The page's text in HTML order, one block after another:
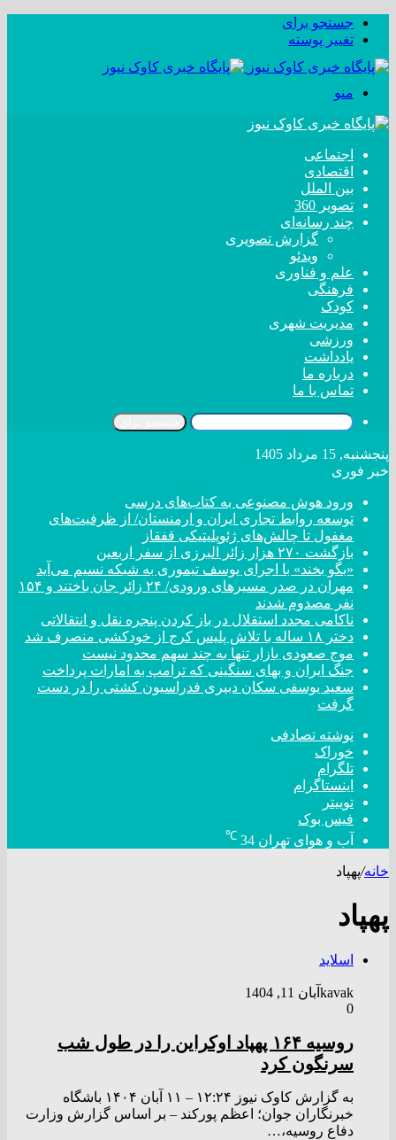
جستجو برای
تغییر پوسته
منو
اجتماعی
اقتصادی
بین الملل
تصویر 360
چند رسانه‌ای
گزارش تصویری
ویدئو
علم و فناوری
فرهنگی
کودک
مدیریت شهری
ورزشی
یادداشت
درباره ما
تماس با ما
پنجشنبه, 15 مرداد 1405
خبر فوری
ورود هوش مصنوعی به کتاب‌های درسی
توسعه روابط تجاری ایران و ارمنستان/ از ظرفیت‌های
مغفول تا چالش‌های ژئوپلیتیکی قفقاز
بازگشت ۲۷۰ هزار زائر البرزی از سفر اربعین
«بگو بخند» با اجرای یوسف تیموری به شبکه نسیم می‌آید
مهران در صدر مسیر‌های ورودی/ ۲۴ زائر جان باختند و ۱۵۴
نفر مصدوم شدند
ناکامی مجدد استقلال در باز کردن پنجره نقل و انتقالاتی
دختر ‌۱۸‌ ‌ساله‌ با تلاش پلیس کرج از خودکشی منصرف شد
موج صعودی بازار تنها به چند سهم محدود نیست
جنگ ایران و بهای سنگینی که ترامپ به امارات پرداخت
سعید یوسفی سکان دبیری فدراسیون کشتی را در دست
گرفت
نوشته تصادفی
خوراک
تلگرام
اینستاگرام
توییتر
فیس بوک
آب و هوای تهران 34
℃
خانه/پهپاد
پهپاد
اسلاید
kavak آبان 11, 1404
0
روسیه ۱۶۴ پهپاد اوکراین را در طول شب
سرنگون کرد
به گزارش کاوک نیوز ۱۲:۲۴ – ۱۱ آبان ۱۴۰۴ باشگاه
خبرنگاران جوان؛ اعظم پورکند – بر اساس گزارش وزارت
دفاع روسیه،…